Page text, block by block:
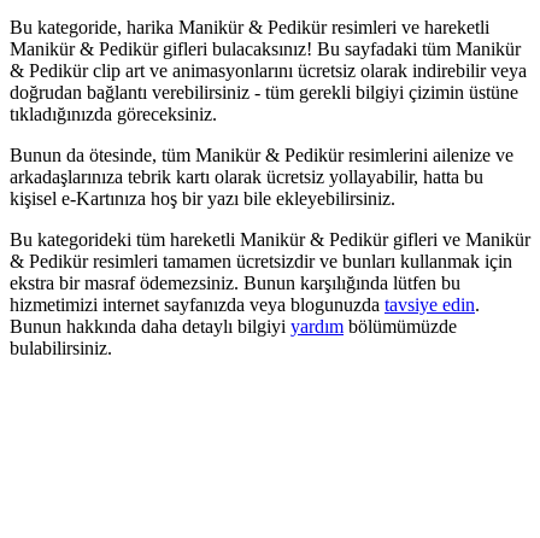
Bu kategoride, harika Manikür & Pedikür resimleri ve hareketli
Manikür & Pedikür gifleri bulacaksınız! Bu sayfadaki tüm Manikür
& Pedikür clip art ve animasyonlarını ücretsiz olarak indirebilir veya
doğrudan bağlantı verebilirsiniz - tüm gerekli bilgiyi çizimin üstüne
tıkladığınızda göreceksiniz.
Bunun da ötesinde, tüm Manikür & Pedikür resimlerini ailenize ve
arkadaşlarınıza tebrik kartı olarak ücretsiz yollayabilir, hatta bu
kişisel e-Kartınıza hoş bir yazı bile ekleyebilirsiniz.
Bu kategorideki tüm hareketli Manikür & Pedikür gifleri ve Manikür
& Pedikür resimleri tamamen ücretsizdir ve bunları kullanmak için
ekstra bir masraf ödemezsiniz. Bunun karşılığında lütfen bu
hizmetimizi internet sayfanızda veya blogunuzda tavsiye edin.
Bunun hakkında daha detaylı bilgiyi yardım bölümümüzde
bulabilirsiniz.